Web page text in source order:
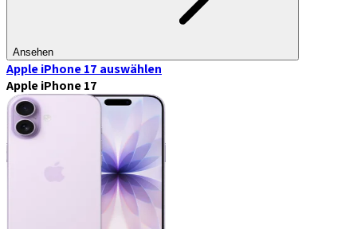
Ansehen
Apple iPhone 17 auswählen
Apple iPhone 17